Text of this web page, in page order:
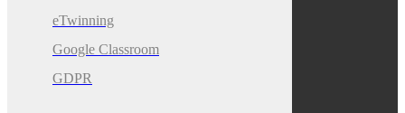
eTwinning
Google Classroom
GDPR